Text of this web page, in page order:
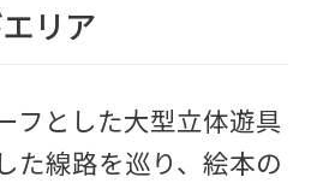
リア
フとした大型立体遊具
た線路を巡り、絵本の